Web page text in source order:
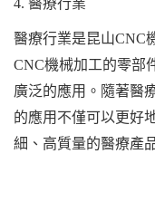
4. 醫療行業
醫療行業是昆山CNC
CNC機械加工的零部
廣泛的應用。隨著醫
的應用不僅可以更好
細、高質量的醫療產